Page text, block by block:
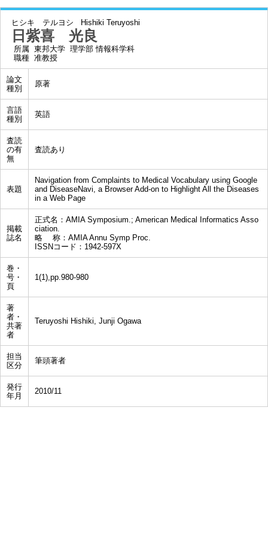
ヒシキ テルヨシ Hishiki Teruyoshi
日紫喜 光良
所属 東邦大学 理学部 情報科学科
職種 准教授
論文
種別
原著
言語
種別
英語
査読
の有
無
査読あり
表題
Navigation from Complaints to Medical Vocabulary using Google
and DiseaseNavi, a Browser Add-on to Highlight All the Diseases
in a Web Page
掲載
誌名
正式名：AMIA Symposium.; American Medical Informatics Asso
ciation.
略 称：AMIA Annu Symp Proc.
ISSNコード：1942-597X
巻・
号・
頁
1(1),pp.980-980
著
者・
共著
者
Teruyoshi Hishiki, Junji Ogawa
担当
区分
筆頭著者
発行
年月
2010/11